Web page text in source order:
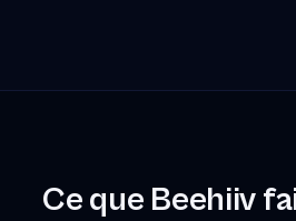
Ce que Beehiiv